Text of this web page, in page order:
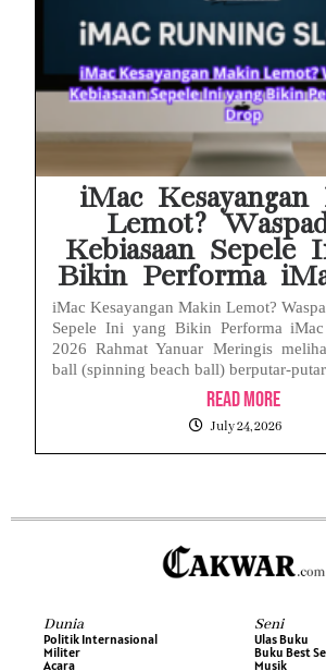
iMac
Lemot?
Kebiasaan Sepele
Bikin Performa
iMac Kesayangan Makin Lemot?
Sepele Ini yang Bikin Performa
2026 Rahmat Yanuar Meringis
ball (spinning beach ball) berputar-
Read More
July 24, 2026
Dunia
Politik Internasional
Militer
Acara
Seni
Ulas Buku
Buku Best
Musik